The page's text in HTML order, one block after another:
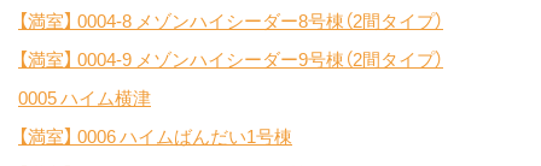
【満室】 0004-8 メゾンハイシーダー8号棟（2間タイプ）
【満室】 0004-9 メゾンハイシーダー9号棟（2間タイプ）
0005 ハイム横津
【満室】 0006 ハイムばんだい1号棟